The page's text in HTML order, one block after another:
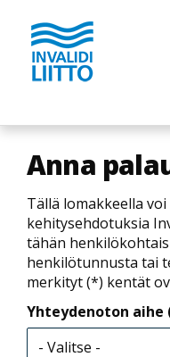
Hyppää
pääsisältöön
Anna
Tällä lomakkeella
kehitysehdotuksia
tähän
henkilötunnusta tai
merkityt (*) kentät
Yhteydenoton